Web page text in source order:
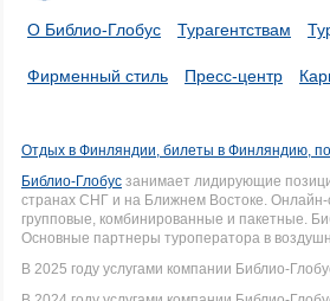
О Библио-Глобус Турагентствам
Фирменный стиль Пресс-центр
Отдых в Финляндии, билеты в Финляндию,
Библио-Глобус занимает лидирующие
странах СНГ и на Ближнем Востоке.
групповые, комбинированные и пакетные.
Основные партнеры туроператора в
В 2025 году услугами компании Библио-